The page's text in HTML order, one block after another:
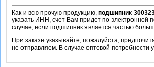
Как и всю прочую продукцию, подшипник
указать ИНН, счет Вам придет по электронной
случае, если подшипник является частью
При заказе указывайте, пожалуйста,
не отправляем. В случае оптовой